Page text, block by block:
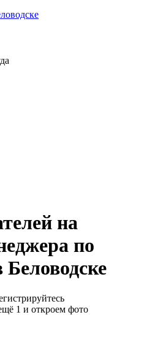
на
по
Беловодске
1 и откроем фото